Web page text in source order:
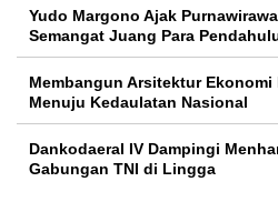
Yudo Margono Ajak
Semangat Juang Para
Membangun Arsitektur
Menuju Kedaulatan Nasional
Dankodaeral IV Dampingi
Gabungan TNI di Lingga